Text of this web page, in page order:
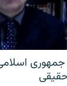
جمهوری